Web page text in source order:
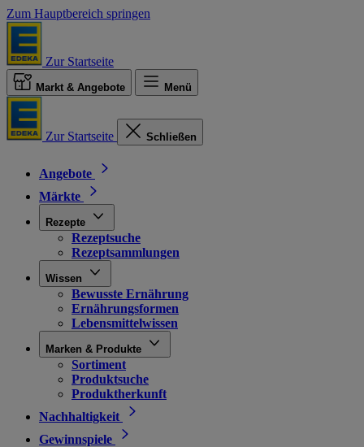
Zum Hauptbereich springen
Zur Startseite
Markt & Angebote Menü
Zur Startseite Schließen
Angebote
Märkte
Rezepte
Rezeptsuche
Rezeptsammlungen
Wissen
Bewusste Ernährung
Ernährungsformen
Lebensmittelwissen
Marken & Produkte
Sortiment
Produktsuche
Produktherkunft
Nachhaltigkeit
Gewinnspiele